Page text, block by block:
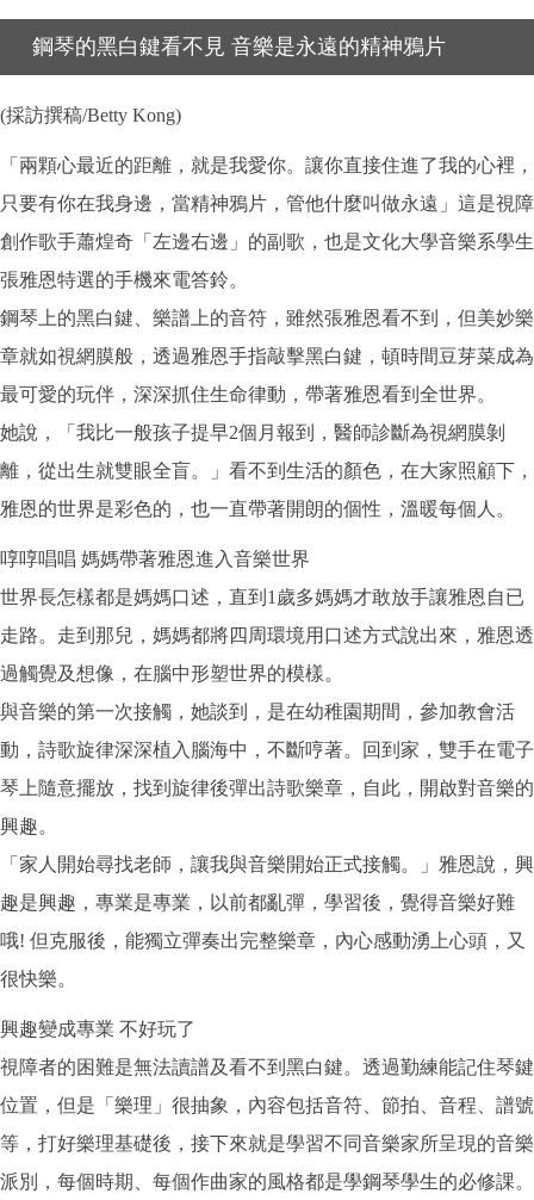
鋼琴的黑白鍵看不見 音樂是永遠的精神鴉片
(採訪撰稿/Betty Kong)
「兩顆心最近的距離，就是我愛你。讓你直接住進了我的心裡，
只要有你在我身邊，當精神鴉片，管他什麼叫做永遠」這是視障
創作歌手蕭煌奇「左邊右邊」的副歌，也是文化大學音樂系學生
張雅恩特選的手機來電答鈴。
鋼琴上的黑白鍵、樂譜上的音符，雖然張雅恩看不到，但美妙樂
章就如視網膜般，透過雅恩手指敲擊黑白鍵，頓時間豆芽菜成為
最可愛的玩伴，深深抓住生命律動，帶著雅恩看到全世界。
她說，「我比一般孩子提早2個月報到，醫師診斷為視網膜剝
離，從出生就雙眼全盲。」看不到生活的顏色，在大家照顧下，
雅恩的世界是彩色的，也一直帶著開朗的個性，溫暖每個人。
啍啍唱唱 媽媽帶著雅恩進入音樂世界
世界長怎樣都是媽媽口述，直到1歲多媽媽才敢放手讓雅恩自已
走路。走到那兒，媽媽都將四周環境用口述方式說出來，雅恩透
過觸覺及想像，在腦中形塑世界的模樣。
與音樂的第一次接觸，她談到，是在幼稚園期間，參加教會活
動，詩歌旋律深深植入腦海中，不斷哼著。回到家，雙手在電子
琴上隨意擺放，找到旋律後彈出詩歌樂章，自此，開啟對音樂的
興趣。
「家人開始尋找老師，讓我與音樂開始正式接觸。」雅恩說，興
趣是興趣，專業是專業，以前都亂彈，學習後，覺得音樂好難
哦! 但克服後，能獨立彈奏出完整樂章，內心感動湧上心頭，又
很快樂。
興趣變成專業 不好玩了
視障者的困難是無法讀譜及看不到黑白鍵。透過勤練能記住琴鍵
位置，但是「樂理」很抽象，內容包括音符、節拍、音程、譜號
等，打好樂理基礎後，接下來就是學習不同音樂家所呈現的音樂
派別，每個時期、每個作曲家的風格都是學鋼琴學生的必修課。